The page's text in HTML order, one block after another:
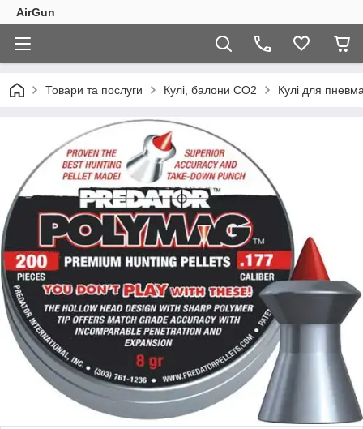
AirGun
Товари та послуги Кулі, балони СО2 Кулі для